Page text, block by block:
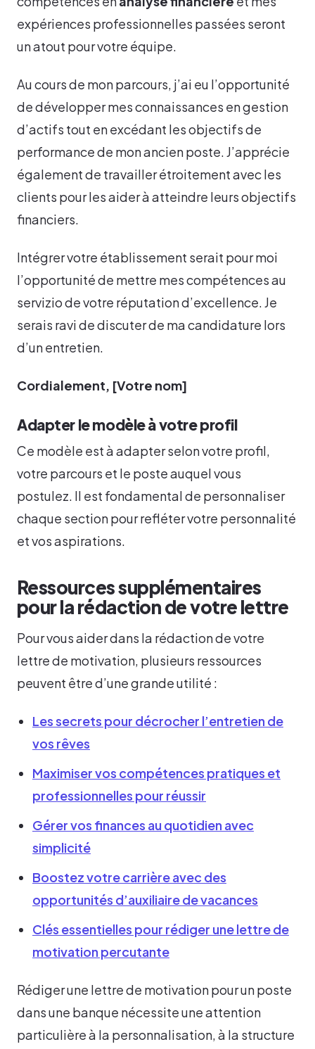
expériences professionnelles passées seront
un atout pour votre équipe.
Au cours de mon parcours, j’ai eu l’opportunité
de développer mes connaissances en gestion
d’actifs tout en excédant les objectifs de
performance de mon ancien poste. J’apprécie
également de travailler étroitement avec les
clients pour les aider à atteindre leurs objectifs
financiers.
Intégrer votre établissement serait pour moi
l’opportunité de mettre mes compétences au
servizio de votre réputation d’excellence. Je
serais ravi de discuter de ma candidature lors
d’un entretien.
Cordialement, [Votre nom]
Adapter le modèle à votre profil
Ce modèle est à adapter selon votre profil,
votre parcours et le poste auquel vous
postulez. Il est fondamental de personnaliser
chaque section pour refléter votre personnalité
et vos aspirations.
Ressources supplémentaires
pour la rédaction de votre lettre
Pour vous aider dans la rédaction de votre
lettre de motivation, plusieurs ressources
peuvent être d’une grande utilité :
Les secrets pour décrocher l’entretien de
vos rêves
Maximiser vos compétences pratiques et
professionnelles pour réussir
Gérer vos finances au quotidien avec
simplicité
Boostez votre carrière avec des
opportunités d’auxiliaire de vacances
Clés essentielles pour rédiger une lettre de
motivation percutante
Rédiger une lettre de motivation pour un poste
dans une banque nécessite une attention
particulière à la personnalisation, à la structure